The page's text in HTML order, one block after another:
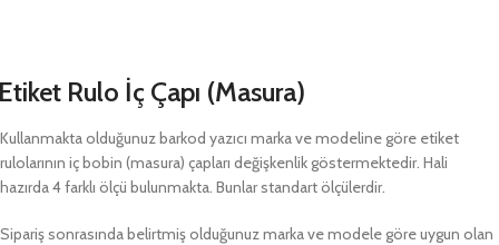
Rulo İç Çapı (Masura)
Kullanmakta olduğunuz barkod yazıcı marka ve modeline göre etiket
rulolarının iç bobin (masura) çapları değişkenlik göstermektedir. Hali
hazırda 4 farklı ölçü bulunmakta. Bunlar standart ölçülerdir.
Sipariş sonrasında belirtmiş olduğunuz marka ve modele göre uygun olan